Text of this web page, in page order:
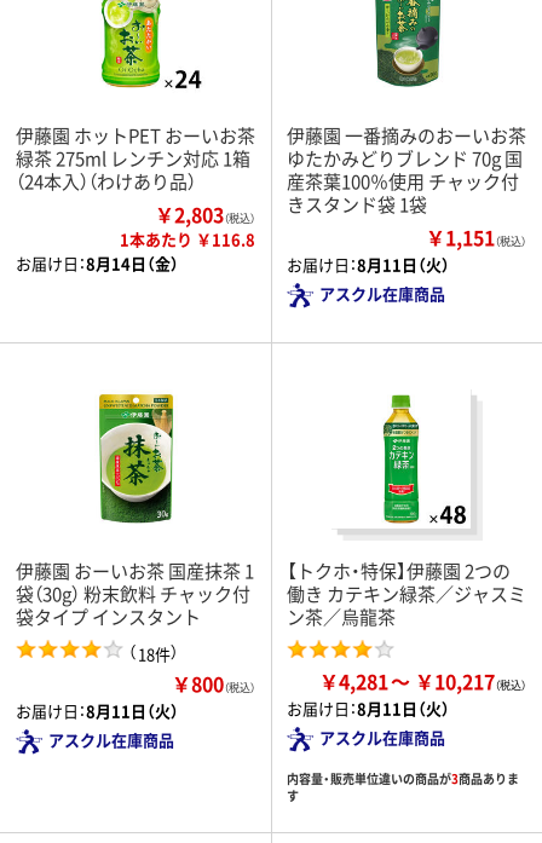
伊藤園 ホットPET おーいお茶
緑茶 275ml レンチン対応 1箱
（24本入）（わけあり品）
￥2,803（税込）
1本あたり ￥116.8
お届け日：8月14日（金）
伊藤園 一番摘みのおーいお茶
ゆたかみどりブレンド 70g 国
産茶葉100％使用 チャック付
きスタンド袋 1袋
￥1,151（税込）
お届け日：8月11日（火）
アスクル在庫商品
伊藤園 おーいお茶 国産抹茶 1
袋（30g） 粉末飲料 チャック付
袋タイプ インスタント
（18件）
￥800（税込）
お届け日：8月11日（火）
アスクル在庫商品
【トクホ・特保】伊藤園 2つの
働き カテキン緑茶／ジャスミ
ン茶／烏龍茶
￥4,281 ￥10,217
お届け日：8月11日（火）
アスクル在庫商品
内容量・販売単位違いの商品が3商品ありま
す